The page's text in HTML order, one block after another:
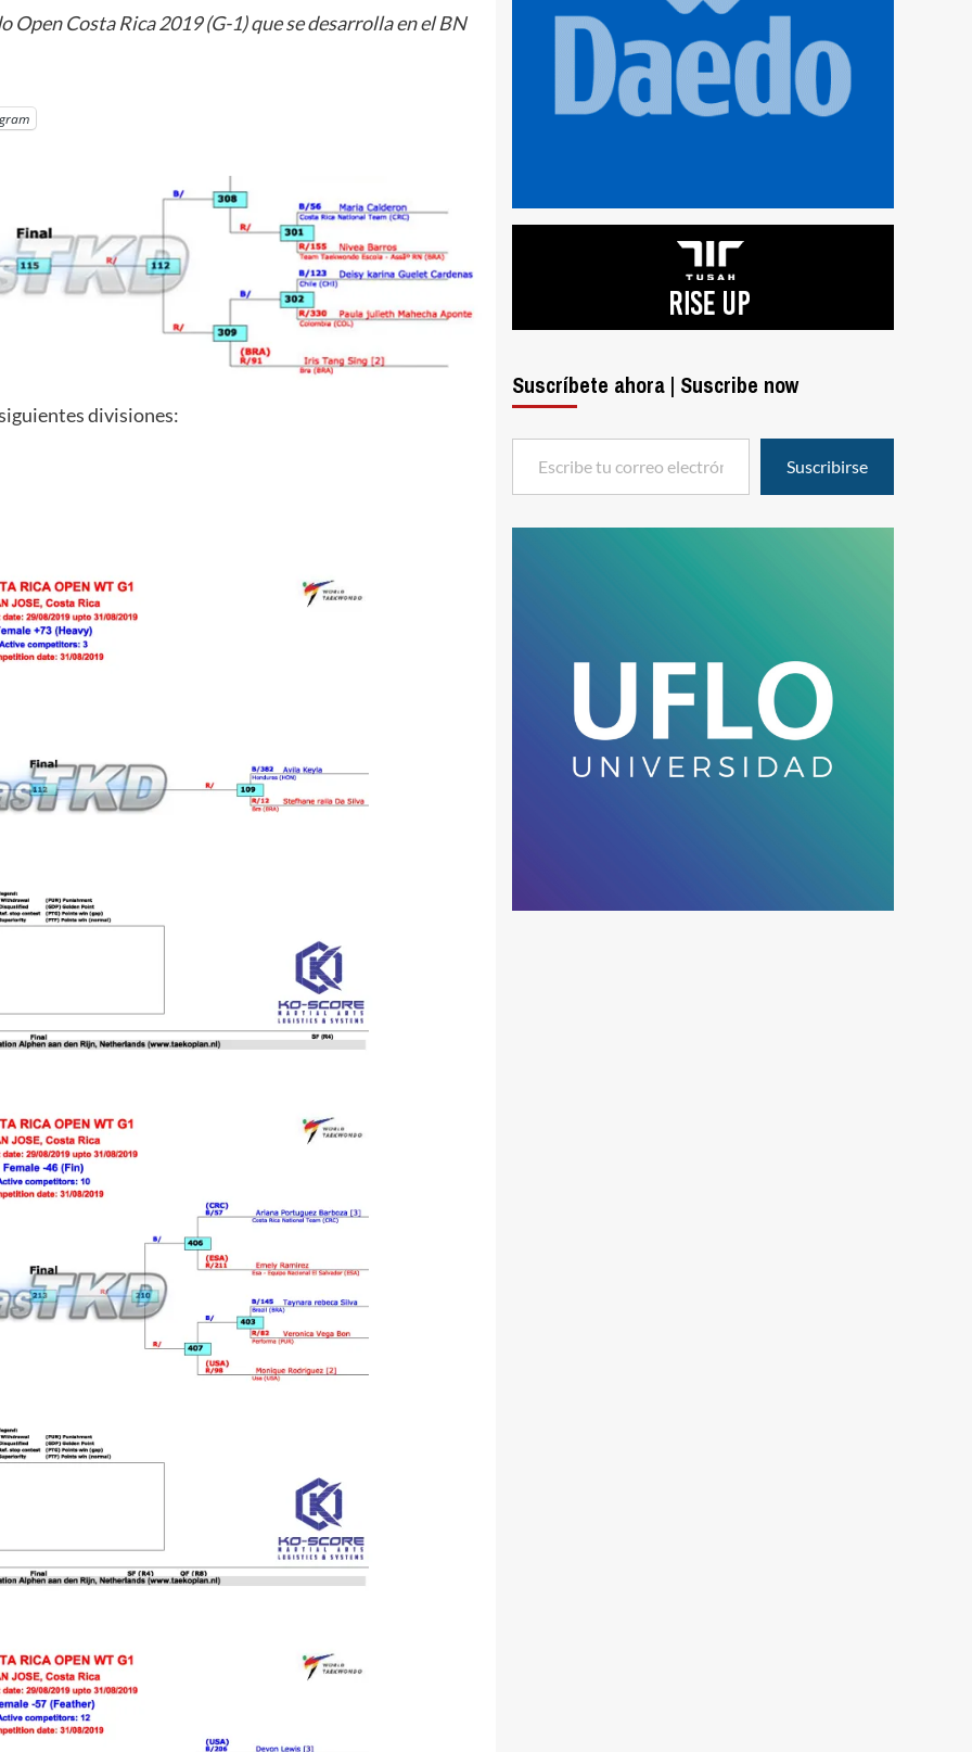
Costa Rica 2019 (G-1) que se desarrolla en el BN
divisiones:
Suscríbete ahora | Suscribe now
Escribe tu correo electrónico…
Suscribirse